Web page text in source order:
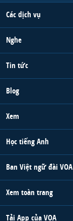
Các dịch vụ
Nghe
Tin tức
Blog
Xem
Học tiếng Anh
Ban Việt ngữ đài VOA
Xem toàn trang
Tải App của VOA